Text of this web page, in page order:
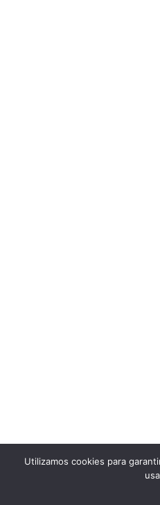
Utilizamos cookies para